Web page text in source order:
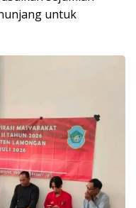
untuk